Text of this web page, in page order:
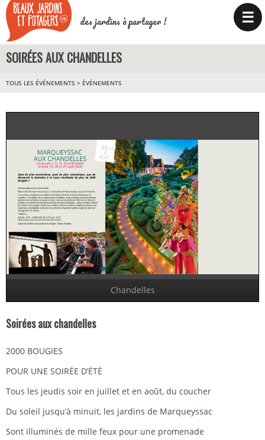
des jardins à partager ! ☰
SOIRÉES AUX CHANDELLES
TOUS LES ÉVÉNEMENTS > ÉVÉNEMENTS
Chandelles
Soirées aux chandelles
2000 BOUGIES
POUR UNE SOIRÉE D’ÉTÉ
Tous les jeudis soir en juillet et en août, du coucher
Du soleil jusqu’à minuit, les jardins de Marqueyssac
Sont illuminés de mille feux pour une promenade